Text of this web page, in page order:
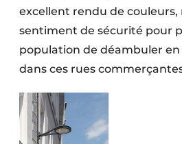
excellent rendu de
sentiment de sécurité pour
population de déambuler
dans ces rues